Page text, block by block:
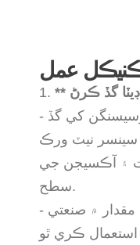
عمل
1.
- حقيقي وقت واري عمل جي پروسيسنگن کي گڏ
سينسر نيٽ ورڪ
۽ آڪسيجن جي
سطح.
- صنعتي گريڊ مورفولوجيز جي مقدار ۾ صنعتي